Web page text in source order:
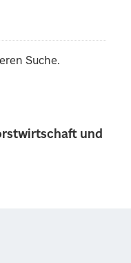
und
Suche.